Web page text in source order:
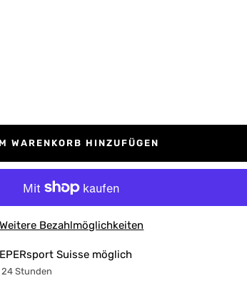
WARENKORB HINZUFÜGEN
Weitere Bezahlmöglichkeiten
Suisse möglich
Stunden